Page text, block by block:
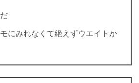
にみれなくて絶えずウエイトか